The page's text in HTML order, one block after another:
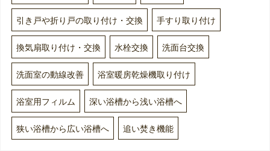
引き戸や折り戸の取り付け・交換 手すり取り付け
換気扇取り付け・交換 水栓交換 洗面台交換
洗面室の動線改善 浴室暖房乾燥機取り付け
浴室用フィルム 深い浴槽から浅い浴槽へ
狭い浴槽から広い浴槽へ 追い焚き機能